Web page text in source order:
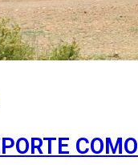
COMO